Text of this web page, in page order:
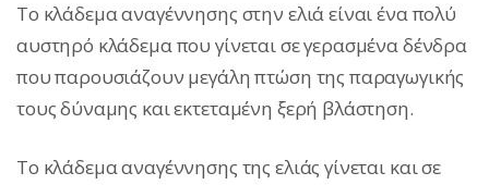
Το κλάδεμα αναγέννησης στην ελιά είναι ένα πολύ
αυστηρό κλάδεμα που γίνεται σε γερασμένα δένδρα
που παρουσιάζουν μεγάλη πτώση της παραγωγικής
τους δύναμης και εκτεταμένη ξερή βλάστηση.
Το κλάδεμα αναγέννησης της ελιάς γίνεται και σε